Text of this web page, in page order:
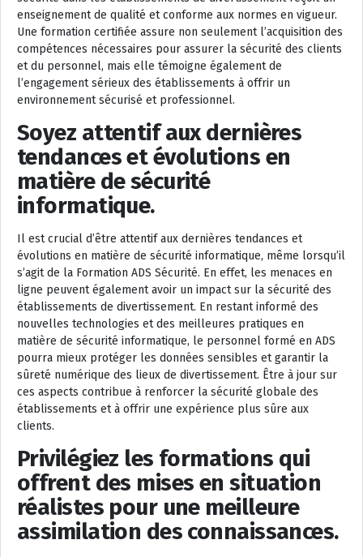
enseignement de qualité et conforme aux normes en vigueur.
Une formation certifiée assure non seulement l’acquisition des
compétences nécessaires pour assurer la sécurité des clients
et du personnel, mais elle témoigne également de
l’engagement sérieux des établissements à offrir un
environnement sécurisé et professionnel.
Soyez attentif aux dernières
tendances et évolutions en
matière de sécurité
informatique.
Il est crucial d’être attentif aux dernières tendances et
évolutions en matière de sécurité informatique, même lorsqu’il
s’agit de la Formation ADS Sécurité. En effet, les menaces en
ligne peuvent également avoir un impact sur la sécurité des
établissements de divertissement. En restant informé des
nouvelles technologies et des meilleures pratiques en
matière de sécurité informatique, le personnel formé en ADS
pourra mieux protéger les données sensibles et garantir la
sûreté numérique des lieux de divertissement. Être à jour sur
ces aspects contribue à renforcer la sécurité globale des
établissements et à offrir une expérience plus sûre aux
clients.
Privilégiez les formations qui
offrent des mises en situation
réalistes pour une meilleure
assimilation des connaissances.